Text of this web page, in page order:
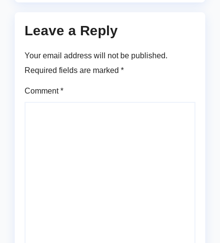
Leave a Reply
Your email address will not be published.
Required fields are marked *
Comment*